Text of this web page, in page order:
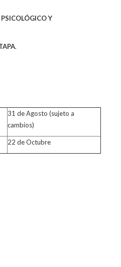
Y
.
31 de Agosto (sujeto a
cambios)
22 de Octubre